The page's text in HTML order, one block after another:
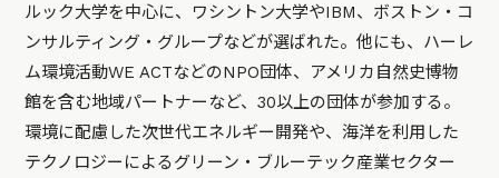
ルック大学を中心に、ワシントン大学やIBM、ボストン・コ
ンサルティング・グループなどが選ばれた。他にも、ハーレ
ム環境活動WE ACTなどのNPO団体、アメリカ自然史博物
館を含む地域パートナーなど、30以上の団体が参加する。
環境に配慮した次世代エネルギー開発や、海洋を利用した
テクノロジーによるグリーン・ブルーテック産業セクター